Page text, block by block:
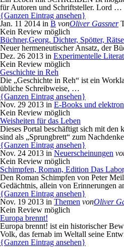
für Autoren und Schriftsteller. Lord …
{Ganzen Eintrag ansehen}
Jan. 11 2014 in B vonOliver Gassner
Kein Review möglich
Büchner,Georg. Dichter, Spötter,
Neuer hermeneutischer Ansatz, der
Dez. 26 2013 in Experimentelle
Kein Review möglich
Geschichte in Reh
Die „Geschichte in Reh“ ist ein
übliche Schreibweise, …
{Ganzen Eintrag ansehen}
Nov. 29 2013 in E-Books und
Kein Review möglich
Weisheiten für das Leben
Dieses Portal beschäftigt sich mit den
sind als „Sprungbrett“ zum
{Ganzen Eintrag ansehen}
Nov. 24 2013 in Neuerscheinungen
Kein Review möglich
Schimpfen, Roman, Edition Das
Den Roman Schimpfen von Peter
Gedächtnis, allein von Erinnerungen
{Ganzen Eintrag ansehen}
Nov. 19 2013 in Themen vonOliver
Kein Review möglich
Europa brennt!
Europa brennt! ist ein historischer
Volk, das fernab im Weltall seine
{Ganzen Eintrag ansehen}